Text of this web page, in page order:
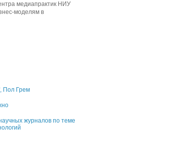
медиапрактик НИУ
моделям в
Пол Грем
журналов по теме